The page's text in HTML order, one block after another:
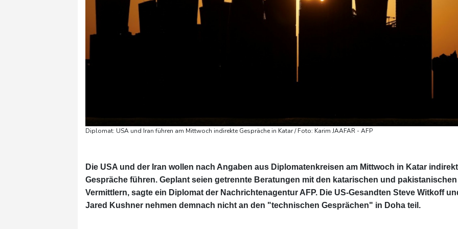
Diplomat: USA und Iran führen am Mittwoch indirekte Gespräche in Katar / Foto: Karim JAAFAR - AFP
Die USA und der Iran wollen nach Angaben aus Diplomatenkreisen am Mittwoch in Katar
Gespräche führen. Geplant seien getrennte Beratungen mit den katarischen und pakistanischen
Vermittlern, sagte ein Diplomat der Nachrichtenagentur AFP. Die US-Gesandten Steve Witkoff
Jared Kushner nehmen demnach nicht an den "technischen Gesprächen" in Doha teil.